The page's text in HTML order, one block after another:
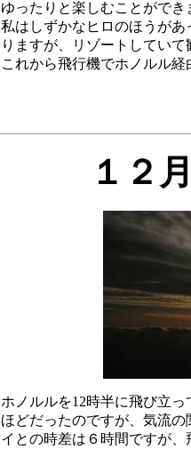
ゆったりと楽しむことがで
私はしずかなヒロのほうが
りますが、リゾートしてい
１２
ホノルルを12時半に飛び立
ほどだったのですが、気流
イとの時差は６時間ですが